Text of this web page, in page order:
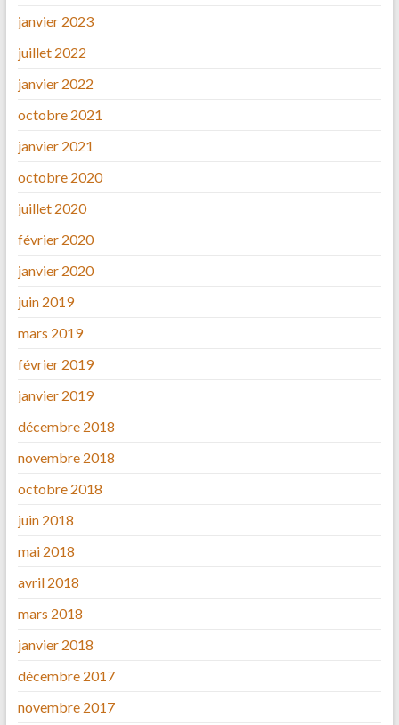
janvier 2023
juillet 2022
janvier 2022
octobre 2021
janvier 2021
octobre 2020
juillet 2020
février 2020
janvier 2020
juin 2019
mars 2019
février 2019
janvier 2019
décembre 2018
novembre 2018
octobre 2018
juin 2018
mai 2018
avril 2018
mars 2018
janvier 2018
décembre 2017
novembre 2017